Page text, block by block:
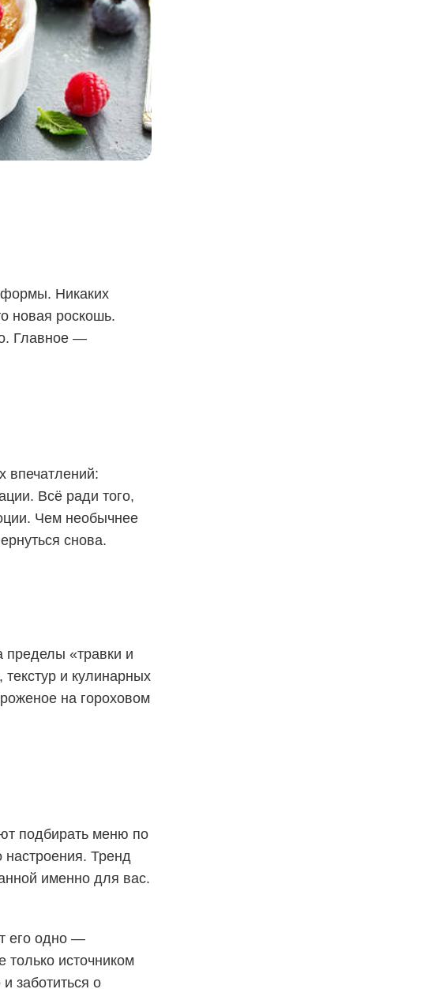
Никаких
новая роскошь.
Главное —
впечатлений:
Всё ради того,
Чем необычнее
снова.
пределы «травки и
и кулинарных
на гороховом
подбирать меню по
Тренд
именно для вас.
его одно —
только источником
заботиться о